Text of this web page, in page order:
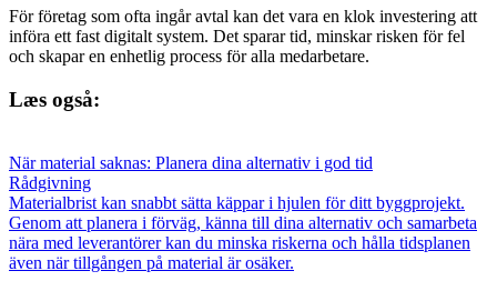
För företag som ofta ingår avtal kan det vara en klok investering att
införa ett fast digitalt system. Det sparar tid, minskar risken för fel
och skapar en enhetlig process för alla medarbetare.
Læs også:
När material saknas: Planera dina alternativ i god tid
Rådgivning
Materialbrist kan snabbt sätta käppar i hjulen för ditt byggprojekt.
Genom att planera i förväg, känna till dina alternativ och samarbeta
nära med leverantörer kan du minska riskerna och hålla tidsplanen
även när tillgången på material är osäker.